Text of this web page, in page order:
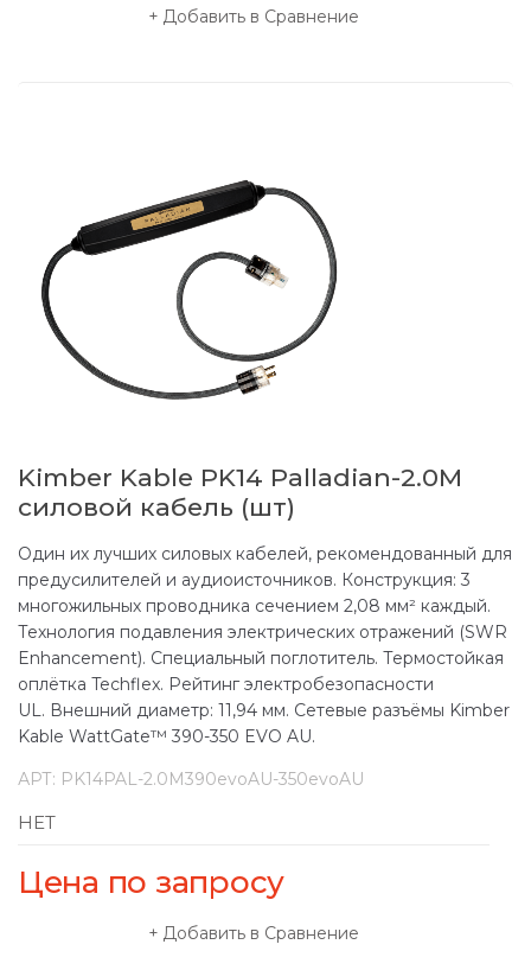
Добавить в Сравнение
Kimber Kable PK14 Palladian-2.0M
силовой кабель (шт)
Один их лучших силовых кабелей, рекомендованный для
предусилителей и аудиоисточников. Конструкция: 3
многожильных проводника сечением 2,08 мм² каждый.
Технология подавления электрических отражений (SWR
Enhancement). Специальный поглотитель. Термостойкая
оплётка Techflex. Рейтинг электробезопасности
UL. Внешний диаметр: 11,94 мм. Сетевые разъёмы Kimber
Kable WattGate™ 390-350 EVO AU.
АРТ: PK14PAL-2.0M390evoAU-350evoAU
НЕТ
Цена по запросу
Добавить в Сравнение